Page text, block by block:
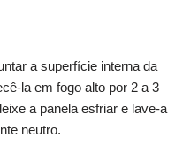
a superfície interna da
la em fogo alto por 2 a 3
a panela esfriar e lave-a
neutro.